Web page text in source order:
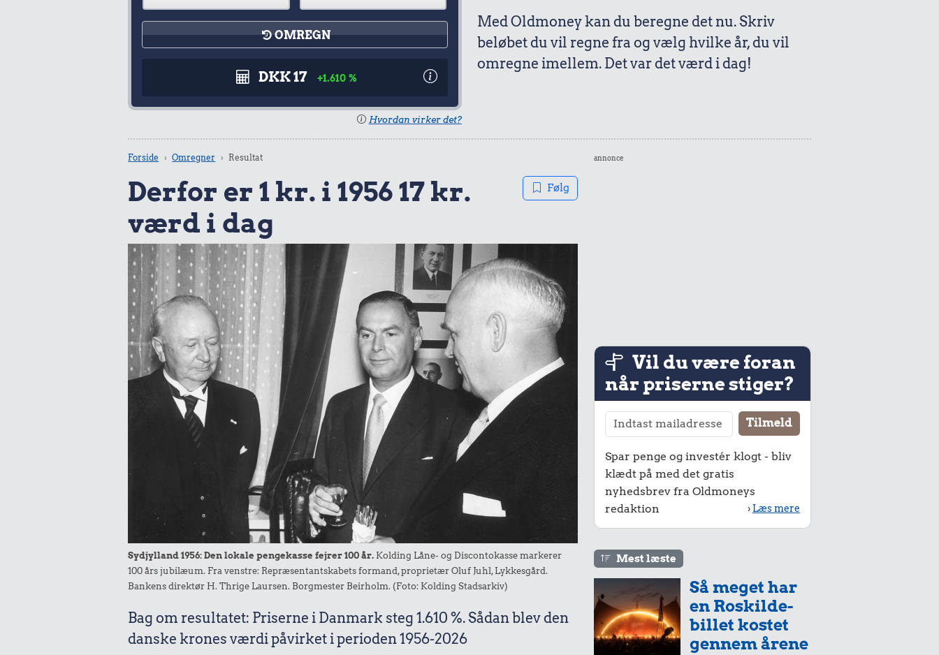
OMREGN
DKK 17 +1.610 %
Hvordan virker det?
Med Oldmoney kan du beregne det nu. Skriv
beløbet du vil regne fra og vælg hvilke år, du vil
omregne imellem. Det var det værd i dag!
Forside Omregner Resultat
Derfor er 1 kr. i 1956 17 kr.
værd i dag
Følg
Sydjylland 1956: Den lokale pengekasse fejrer 100 år. Kolding Låne- og Discontokasse markerer
100 års jubilæum. Fra venstre: Repræsentantskabets formand, proprietær Oluf Juhl, Lykkesgård.
Bankens direktør H. Thrige Laursen. Borgmester Beirholm. (Foto: Kolding Stadsarkiv)
Bag om resultatet: Priserne i Danmark steg 1.610 %. Sådan blev den
danske krones værdi påvirket i perioden 1956-2026
annonce
Vil du være foran
når priserne stiger?
Spar penge og investér klogt - bliv
klædt på med det gratis
nyhedsbrev fra Oldmoneys
redaktion
› Læs mere
Mest læste
Så meget har
en Roskilde-
billet kostet
gennem årene